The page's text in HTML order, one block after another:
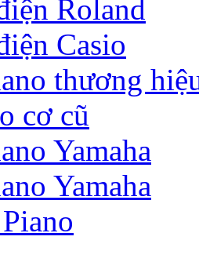
Roland
Casio
thương
cơ cũ
Yamaha
Yamaha